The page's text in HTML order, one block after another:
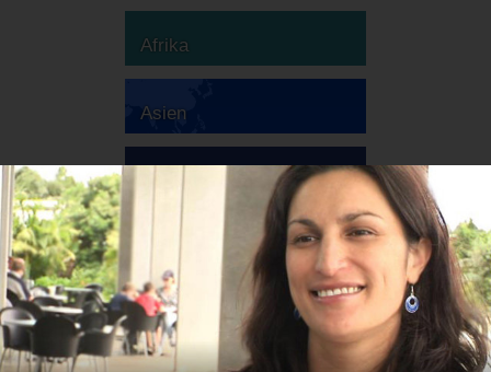
Afrika
Asien
Sydamerika